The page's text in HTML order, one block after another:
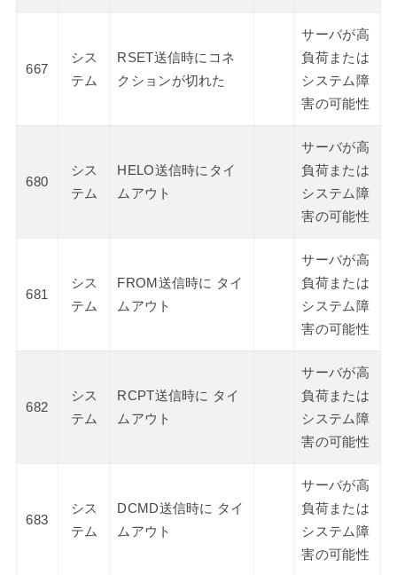
667
シス
テム
RSET送信時にコネ
クションが切れた
サーバが高
負荷または
システム障
害の可能性
680
シス
テム
HELO送信時にタイ
ムアウト
サーバが高
負荷または
システム障
害の可能性
681
シス
テム
FROM送信時に タイ
ムアウト
サーバが高
負荷または
システム障
害の可能性
682
シス
テム
RCPT送信時に タイ
ムアウト
サーバが高
負荷または
システム障
害の可能性
683
シス
テム
DCMD送信時に タイ
ムアウト
サーバが高
負荷または
システム障
害の可能性